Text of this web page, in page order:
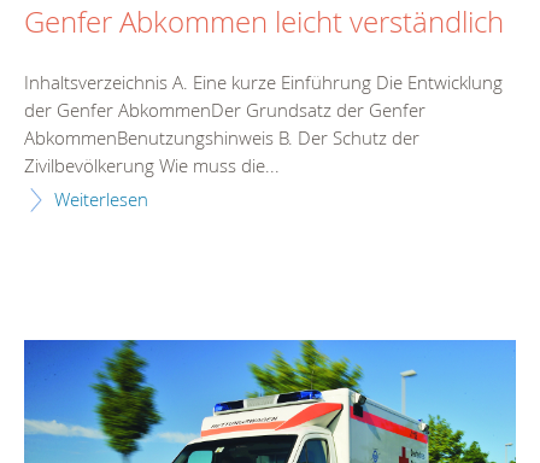
Genfer Abkommen leicht verständlich
Inhaltsverzeichnis A. Eine kurze Einführung Die Entwicklung
der Genfer AbkommenDer Grundsatz der Genfer
AbkommenBenutzungshinweis B. Der Schutz der
Zivilbevölkerung Wie muss die...
Weiterlesen